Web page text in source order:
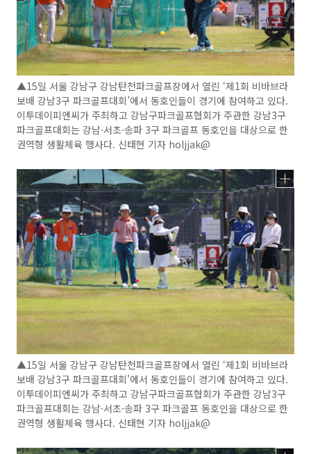
▲15일 서울 강남구 강남탄천파크골프장에서 열린 ‘제1회 비바브라
보배 강남3구 파크골프대회’에서 동호인들이 경기에 참여하고 있다.
이투데이피엔씨가 주최하고 강남구파크골프협회가 주관한 강남3구
파크골프대회는 강남·서초·송파 3구 파크골프 동호인을 대상으로 한
권역형 생활체육 행사다. 신태현 기자 holjjak@
▲15일 서울 강남구 강남탄천파크골프장에서 열린 ‘제1회 비바브라
보배 강남3구 파크골프대회’에서 동호인들이 경기에 참여하고 있다.
이투데이피엔씨가 주최하고 강남구파크골프협회가 주관한 강남3구
파크골프대회는 강남·서초·송파 3구 파크골프 동호인을 대상으로 한
권역형 생활체육 행사다. 신태현 기자 holjjak@